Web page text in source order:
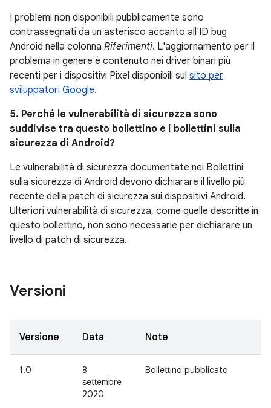
I problemi non disponibili pubblicamente sono
contrassegnati da un asterisco accanto all'ID bug
Android nella colonna Riferimenti. L'aggiornamento per il
problema in genere è contenuto nei driver binari più
recenti per i dispositivi Pixel disponibili sul sito per
sviluppatori Google.
5. Perché le vulnerabilità di sicurezza sono
suddivise tra questo bollettino e i bollettini sulla
sicurezza di Android?
Le vulnerabilità di sicurezza documentate nei Bollettini
sulla sicurezza di Android devono dichiarare il livello più
recente della patch di sicurezza sui dispositivi Android.
Ulteriori vulnerabilità di sicurezza, come quelle descritte in
questo bollettino, non sono necessarie per dichiarare un
livello di patch di sicurezza.
Versioni
Versione Data Note
1.0
8
settembre
2020
Bollettino pubblicato